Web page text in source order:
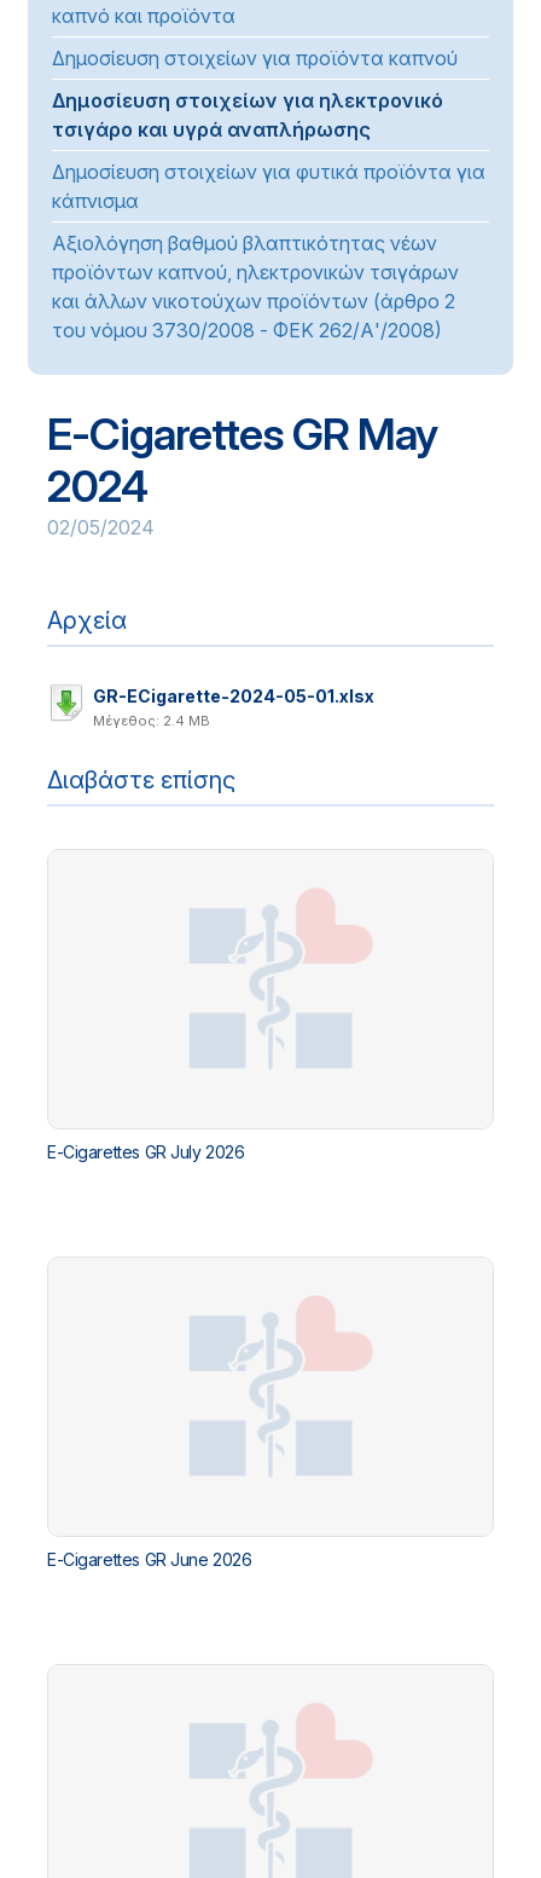
καπνό και προϊόντα
Δημοσίευση στοιχείων για προϊόντα καπνού
Δημοσίευση στοιχείων για ηλεκτρονικό
τσιγάρο και υγρά αναπλήρωσης
Δημοσίευση στοιχείων για φυτικά προϊόντα για
κάπνισμα
Αξιολόγηση βαθμού βλαπτικότητας νέων
προϊόντων καπνού, ηλεκτρονικών τσιγάρων
και άλλων νικοτούχων προϊόντων (άρθρο 2
του νόμου 3730/2008 - ΦΕΚ 262/Α'/2008)
E-Cigarettes GR May
2024
02/05/2024
Αρχεία
GR-ECigarette-2024-05-01.xlsx
Μέγεθος: 2.4 MB
Διαβάστε επίσης
E-Cigarettes GR July 2026
E-Cigarettes GR June 2026